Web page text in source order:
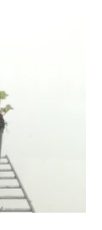
on
the
page